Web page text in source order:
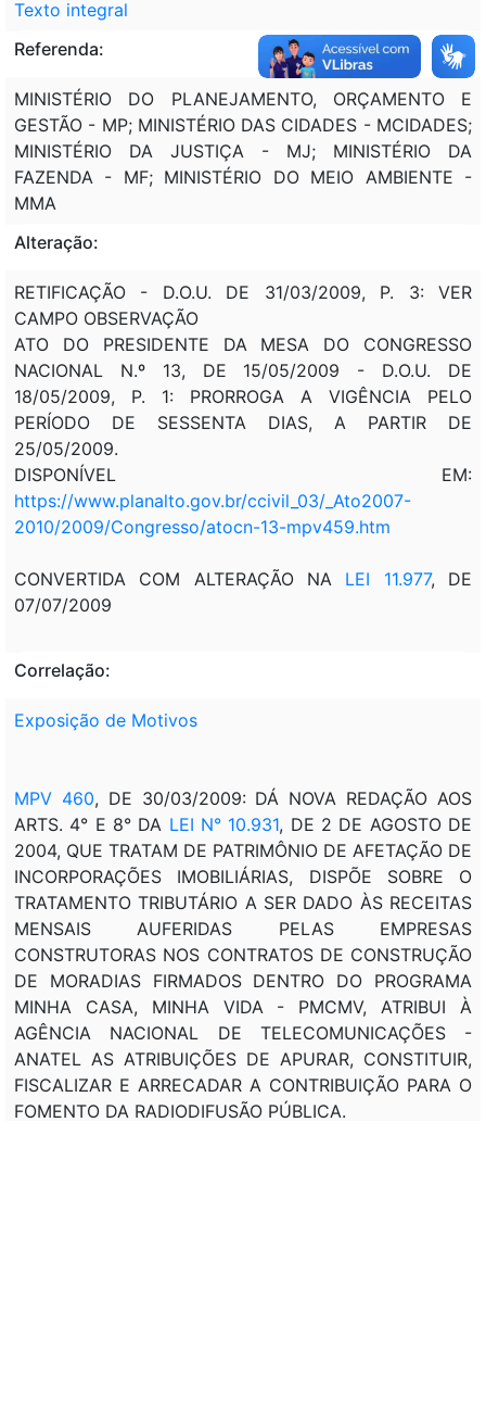
Texto integral
Referenda:
MINISTÉRIO DO PLANEJAMENTO, ORÇAMENTO E
GESTÃO - MP; MINISTÉRIO DAS CIDADES - MCIDADES;
MINISTÉRIO DA JUSTIÇA - MJ; MINISTÉRIO DA
FAZENDA - MF; MINISTÉRIO DO MEIO AMBIENTE -
MMA
Alteração:
RETIFICAÇÃO - D.O.U. DE 31/03/2009, P. 3: VER
CAMPO OBSERVAÇÃO
ATO DO PRESIDENTE DA MESA DO CONGRESSO
NACIONAL N.º 13, DE 15/05/2009 - D.O.U. DE
18/05/2009, P. 1: PRORROGA A VIGÊNCIA PELO
PERÍODO DE SESSENTA DIAS, A PARTIR DE
25/05/2009.
DISPONÍVEL EM:
https://www.planalto.gov.br/ccivil_03/_Ato2007-
2010/2009/Congresso/atocn-13-mpv459.htm
CONVERTIDA COM ALTERAÇÃO NA LEI 11.977, DE
07/07/2009
Correlação:
Exposição de Motivos
MPV 460, DE 30/03/2009: DÁ NOVA REDAÇÃO AOS
ARTS. 4° E 8° DA LEI N° 10.931, DE 2 DE AGOSTO DE
2004, QUE TRATAM DE PATRIMÔNIO DE AFETAÇÃO DE
INCORPORAÇÕES IMOBILIÁRIAS, DISPÕE SOBRE O
TRATAMENTO TRIBUTÁRIO A SER DADO ÀS RECEITAS
MENSAIS AUFERIDAS PELAS EMPRESAS
CONSTRUTORAS NOS CONTRATOS DE CONSTRUÇÃO
DE MORADIAS FIRMADOS DENTRO DO PROGRAMA
MINHA CASA, MINHA VIDA - PMCMV, ATRIBUI À
AGÊNCIA NACIONAL DE TELECOMUNICAÇÕES -
ANATEL AS ATRIBUIÇÕES DE APURAR, CONSTITUIR,
FISCALIZAR E ARRECADAR A CONTRIBUIÇÃO PARA O
FOMENTO DA RADIODIFUSÃO PÚBLICA.